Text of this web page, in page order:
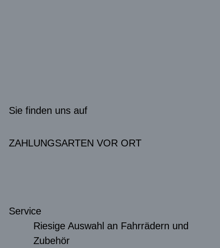
Sie finden uns auf
ZAHLUNGSARTEN VOR ORT
Service
Riesige Auswahl an Fahrrädern und
Zubehör